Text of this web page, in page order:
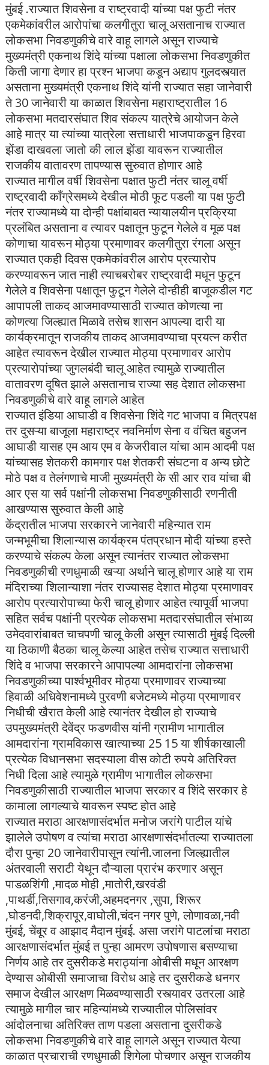
मुंबई .राज्यात शिवसेना व राष्ट्रवादी यांच्या पक्ष फुटी नंतर
एकमेकांवरील आरोपांचा कलगीतुरा चालू असतानाच राज्यात
लोकसभा निवडणुकीचे वारे वाहू लागले असून राज्याचे
मुख्यमंत्री एकनाथ शिंदे यांच्या पक्षाला लोकसभा निवडणुकीत
किती जागा देणार हा प्रश्न भाजपा कडून अद्याप गुलदस्त्यात
असताना मुख्यमंत्री एकनाथ शिंदे यांनी राज्यात सहा जानेवारी
ते 30 जानेवारी या काळात शिवसेना महाराष्ट्रातील 16
लोकसभा मतदारसंघात शिव संकल्प यात्रेचे आयोजन केले
आहे मात्र या त्यांच्या यात्रेला सत्ताधारी भाजपाकडून हिरवा
झेंडा दाखवला जातो की लाल झेंडा यावरून राज्यातील
राजकीय वातावरण तापण्यास सुरुवात होणार आहे
राज्यात मागील वर्षी शिवसेना पक्षात फुटी नंतर चालू वर्षी
राष्ट्रवादी काँग्रेसमध्ये देखील मोठी फूट पडली या पक्ष फुटी
नंतर राज्यामध्ये या दोन्ही पक्षांबाबत न्यायालयीन प्रक्रिया
प्रलंबित असताना व त्यावर पक्षातून फुटून गेलेले व मूळ पक्ष
कोणाचा यावरून मोठ्या प्रमाणावर कलगीतुरा रंगला असून
राज्यात एकही दिवस एकमेकांवरील आरोप प्रत्यारोप
करण्यावरून जात नाही त्याचबरोबर राष्ट्रवादी मधून फुटून
गेलेले व शिवसेना पक्षातून फुटून गेलेले दोन्हीही बाजूकडील गट
आपापली ताकद आजमावण्यासाठी राज्यात कोणत्या ना
कोणत्या जिल्ह्यात मिळावे तसेच शासन आपल्या दारी या
कार्यक्रमातून राजकीय ताकद आजमावण्याचा प्रयत्न करीत
आहेत त्यावरून देखील राज्यात मोठ्या प्रमाणावर आरोप
प्रत्यारोपांच्या जुगलबंदी चालू आहेत त्यामुळे राज्यातील
वातावरण दूषित झाले असतानाच राज्या सह देशात लोकसभा
निवडणुकीचे वारे वाहू लागले आहेत
राज्यात इंडिया आघाडी व शिवसेना शिंदे गट भाजपा व मित्रपक्ष
तर दुसऱ्या बाजूला महाराष्ट्र नवनिर्माण सेना व वंचित बहुजन
आघाडी यासह एम आय एम व केजरीवाल यांचा आम आदमी पक्ष
यांच्यासह शेतकरी कामगार पक्ष शेतकरी संघटना व अन्य छोटे
मोठे पक्ष व तेलंगणाचे माजी मुख्यमंत्री के सी आर राव यांचा बी
आर एस या सर्व पक्षांनी लोकसभा निवडणुकीसाठी रणनीती
आखण्यास सुरुवात केली आहे
केंद्रातील भाजपा सरकारने जानेवारी महिन्यात राम
जन्मभूमीचा शिलान्यास कार्यक्रम पंतप्रधान मोदी यांच्या हस्ते
करण्याचे संकल्प केला असून त्यानंतर राज्यात लोकसभा
निवडणुकीची रणधुमाळी खऱ्या अर्थाने चालू होणार आहे या राम
मंदिराच्या शिलान्याशा नंतर राज्यासह देशात मोठ्या प्रमाणावर
आरोप प्रत्यारोपाच्या फेरी चालू होणार आहेत त्यापूर्वी भाजपा
सहित सर्वच पक्षांनी प्रत्येक लोकसभा मतदारसंघातील संभाव्य
उमेदवारांबाबत चाचपणी चालू केली असून त्यासाठी मुंबई दिल्ली
या ठिकाणी बैठका चालू केल्या आहेत तसेच राज्यात सत्ताधारी
शिंदे व भाजपा सरकारने आपापल्या आमदारांना लोकसभा
निवडणुकीच्या पार्श्वभूमीवर मोठ्या प्रमाणावर राज्याच्या
हिवाळी अधिवेशनामध्ये पुरवणी बजेटमध्ये मोठ्या प्रमाणावर
निधीची खैरात केली आहे त्यानंतर देखील हो राज्याचे
उपमुख्यमंत्री देवेंद्र फडणवीस यांनी ग्रामीण भागातील
आमदारांना ग्रामविकास खात्याच्या 25 15 या शीर्षकाखाली
प्रत्येक विधानसभा सदस्याला वीस कोटी रुपये अतिरिक्त
निधी दिला आहे त्यामुळे ग्रामीण भागातील लोकसभा
निवडणुकीसाठी राज्यातील भाजपा सरकार व शिंदे सरकार हे
कामाला लागल्याचे यावरून स्पष्ट होत आहे
राज्यात मराठा आरक्षणासंदर्भात मनोज जरांगे पाटील यांचे
झालेले उपोषण व त्यांचा मराठा आरक्षणासंदर्भातल्या राज्यातला
दौरा पुन्हा 20 जानेवारीपासून त्यांनी.जालना जिल्ह्यातील
अंतरवाली सराटी येथून दौऱ्याला प्रारंभ करणार असून
पाडळशिंगी ,मादळ मोही ,मातोरी,खरवंडी
,पाथर्डी,तिसगाव,करंजी,अहमदनगर ,सुपा, शिरूर
,घोडनदी,शिक्रापूर,वाघोली,चंदन नगर पुणे, लोणावळा,नवी
मुंबई, चेंबूर व आझाद मैदान मुंबई. असा जरांगे पाटलांचा मराठा
आरक्षणासंदर्भात मुंबई त पुन्हा आमरण उपोषणास बसण्याचा
निर्णय आहे तर दुसरीकडे मराठ्यांना ओबीसी मधून आरक्षण
देण्यास ओबीसी समाजाचा विरोध आहे तर दुसरीकडे धनगर
समाज देखील आरक्षण मिळवण्यासाठी रस्त्यावर उतरला आहे
त्यामुळे मागील चार महिन्यांमध्ये राज्यातील पोलिसांवर
आंदोलनाचा अतिरिक्त ताण पडला असताना दुसरीकडे
लोकसभा निवडणुकीचे वारे वाहू लागले असून राज्यात येत्या
काळात प्रचाराची रणधुमाळी शिगेला पोचणार असून राजकीय